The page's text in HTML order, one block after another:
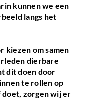
kunnen we een
langs het
kiezen om samen
dierbare
dit doen door
te rollen op
doet, zorgen wij er